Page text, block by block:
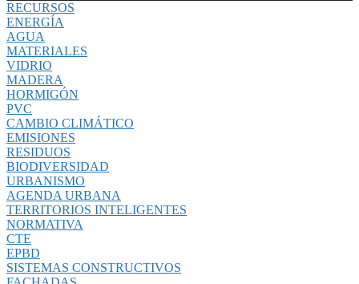
RECURSOS
ENERGÍA
AGUA
MATERIALES
VIDRIO
MADERA
HORMIGÓN
PVC
CAMBIO CLIMÁTICO
EMISIONES
RESIDUOS
BIODIVERSIDAD
URBANISMO
AGENDA URBANA
TERRITORIOS INTELIGENTES
NORMATIVA
CTE
EPBD
SISTEMAS CONSTRUCTIVOS